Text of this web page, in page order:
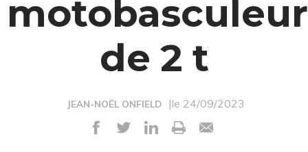
de 2 t
JEAN-NOËL ONFIELD |le 24/09/2023